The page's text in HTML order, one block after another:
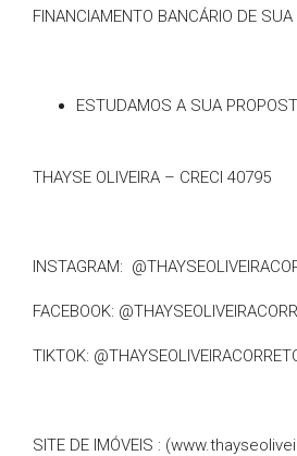
FINANCIAMENTO BANCÁRIO DE SUA
ESTUDAMOS A SUA
THAYSE OLIVEIRA – CRECI 40795
INSTAGRAM:
FACEBOOK:
TIKTOK:
SITE DE IMÓVEIS :